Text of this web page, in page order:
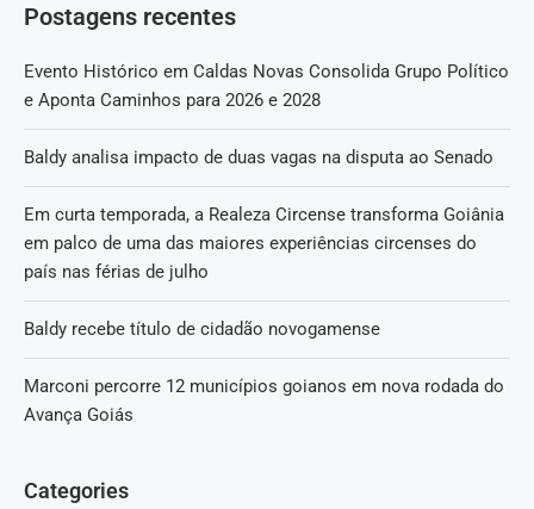
Postagens recentes
Evento Histórico em Caldas Novas Consolida Grupo Político
e Aponta Caminhos para 2026 e 2028
Baldy analisa impacto de duas vagas na disputa ao Senado
Em curta temporada, a Realeza Circense transforma Goiânia
em palco de uma das maiores experiências circenses do
país nas férias de julho
Baldy recebe título de cidadão novogamense
Marconi percorre 12 municípios goianos em nova rodada do
Avança Goiás
Categories